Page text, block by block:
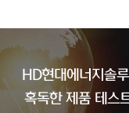
HD현대에너지솔
혹독한 제품 테스